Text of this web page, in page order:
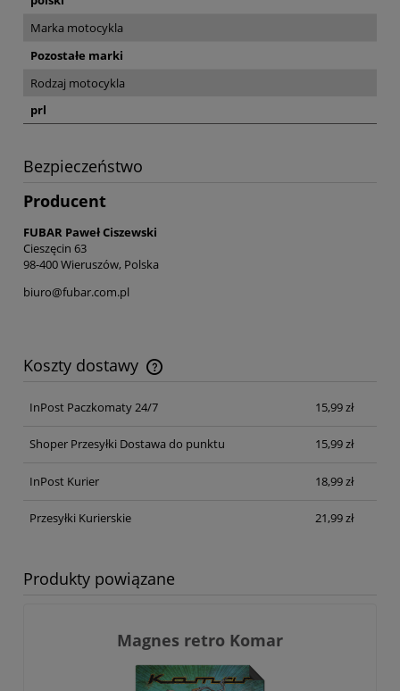
Marka motocykla
Pozostałe marki
Rodzaj motocykla
prl
Bezpieczeństwo
Producent
FUBAR Paweł Ciszewski
Cieszęcin 63
98-400 Wieruszów, Polska
biuro@fubar.com.pl
Koszty dostawy
Cena nie zawiera ewentualnych kosztów płatności
InPost Paczkomaty 24/7
15,99 zł
Shoper Przesyłki Dostawa do punktu 15,99 zł
InPost Kurier 18,99 zł
Przesyłki Kurierskie 21,99 zł
Produkty powiązane
Magnes retro Komar